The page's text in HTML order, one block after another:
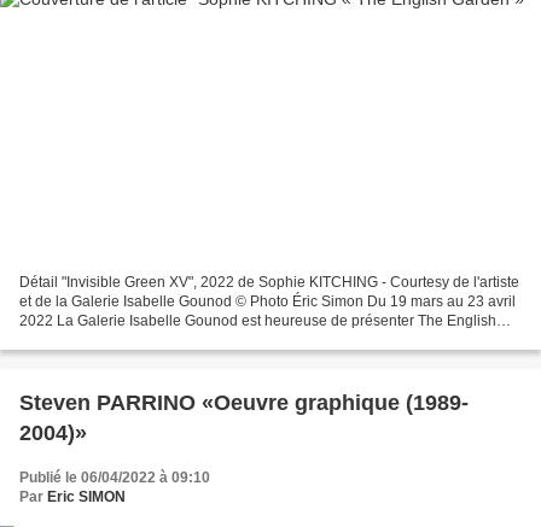
Détail "Invisible Green XV", 2022 de Sophie KITCHING - Courtesy de l'artiste
et de la Galerie Isabelle Gounod © Photo Éric Simon Du 19 mars au 23 avril
2022 La Galerie Isabelle Gounod est heureuse de présenter The English
Steven PARRINO «Oeuvre graphique (1989-
2004)»
Publié le 06/04/2022 à 09:10
Par Eric SIMON